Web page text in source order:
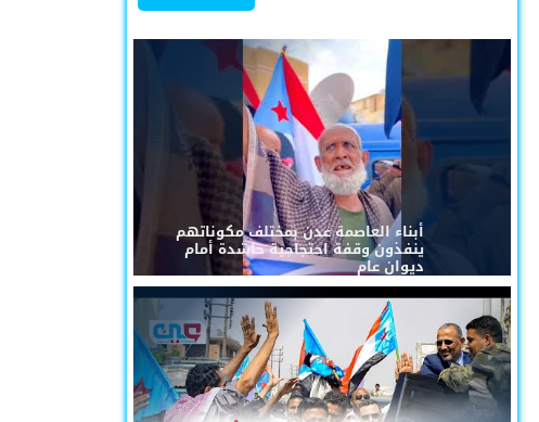
أبناء العاصمة عدن بمختلف مكوناتهم
ينفذون وقفة احتجاجية حاشدة أمام
ديوان عام